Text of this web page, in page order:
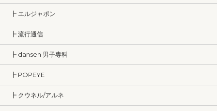
┣ エルジャポン
┣ 流行通信
┣ dansen 男子専科
┣ POPEYE
┣ クウネル/アルネ